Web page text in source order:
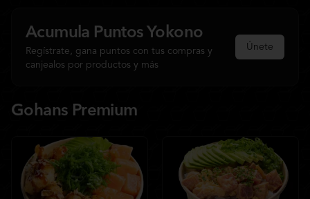
Acumula Puntos Yokono
Regístrate, gana puntos con tus compras y
canjealos por productos y más
Únete
Gohans Premium